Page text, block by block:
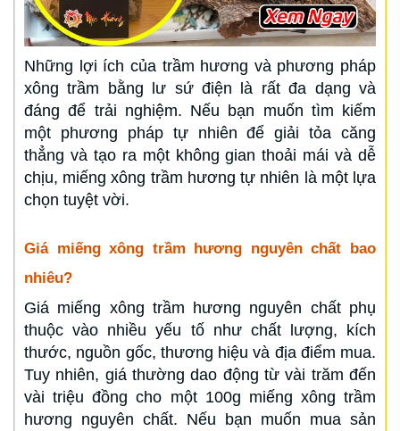
Những lợi ích của trầm hương và phương pháp
xông trầm bằng lư sứ điện là rất đa dạng và
đáng để trải nghiệm. Nếu bạn muốn tìm kiếm
một phương pháp tự nhiên để giải tỏa căng
thẳng và tạo ra một không gian thoải mái và dễ
chịu, miếng xông trầm hương tự nhiên là một lựa
chọn tuyệt vời.
Giá miếng xông trầm hương nguyên chất bao
nhiêu?
Giá miếng xông trầm hương nguyên chất phụ
thuộc vào nhiều yếu tố như chất lượng, kích
thước, nguồn gốc, thương hiệu và địa điểm mua.
Tuy nhiên, giá thường dao động từ vài trăm đến
vài triệu đồng cho một 100g miếng xông trầm
hương nguyên chất. Nếu bạn muốn mua sản